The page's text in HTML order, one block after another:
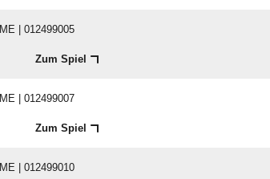
ME | 012499005
Zum Spiel
ME | 012499007
Zum Spiel
ME | 012499010